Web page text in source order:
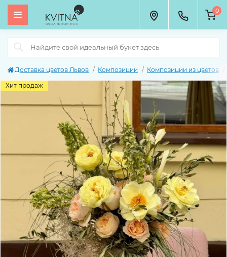
0
Доставка цветов Львов Композиции Композиции из цветов
Хит продаж